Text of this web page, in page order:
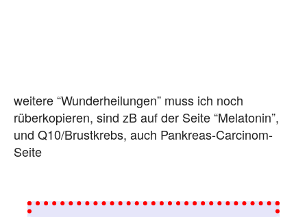
weitere “Wunderheilungen” muss ich noch
rüberkopieren, sind zB auf der Seite “Melatonin”,
und Q10/Brustkrebs, auch Pankreas-Carcinom-
Seite